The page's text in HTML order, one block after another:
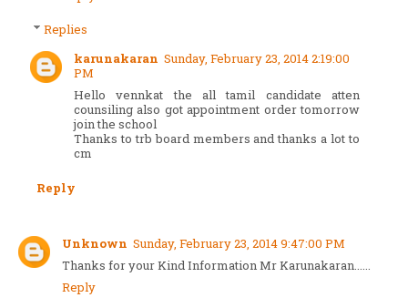
Replies
karunakaran Sunday, February 23, 2014 2:19:00
PM
Hello vennkat the all tamil candidate atten
counsiling also got appointment order tomorrow
join the school
Thanks to trb board members and thanks a lot to
cm
Reply
Unknown Sunday, February 23, 2014 9:47:00 PM
Thanks for your Kind Information Mr Karunakaran......
Reply